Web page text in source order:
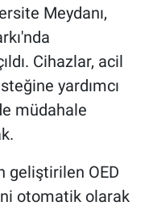
Meydanı,
Cihazlar, acil
yardımcı
müdahale
geliştirilen OED
otomatik olarak